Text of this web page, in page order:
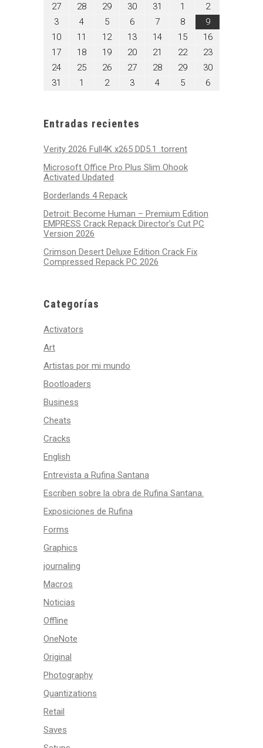
27julio
28julio
29julio
30julio
31 1
agosto
2026
2agosto
2,
2026
3agosto
3,
2026
4agosto
4,
2026
5agosto
5,
2026
6agosto
6,
2026
7agosto
7,
2026
8agosto
8,
2026
9agosto
9,
2026
10agosto
10,
11
agosto
2026
12agosto
2026
13agosto
2026
14agosto
2026
15agosto
2026
16agosto
2026
17agosto
2026
18agosto
18,
2026
19agosto
2026
20agosto
20,
2026
21
agosto
2026
22agosto
2026
23agosto
23,
2026
24agosto
25agosto
26agosto
27agosto
28agosto
29agosto
30agosto
31
agosto
1
septiembre
2septiembre
3septiembre
4septiembre
5septiembre
6septiembre
Entradas recientes
Verity 2026 Full4K x265 DD5.1 .torrent
Microsoft Office Pro Plus Slim Ohook
Activated Updated
Borderlands 4 Repack
Detroit: Become Human – Premium Edition
EMPRESS Crack Repack Director’s Cut PC
Version 2026
Crimson Desert Deluxe Edition Crack Fix
Compressed Repack PC 2026
Categorías
Activators
Art
Artistas por mi mundo
Bootloaders
Business
Cheats
Cracks
English
Entrevista a Rufina Santana
Escriben sobre la obra de Rufina Santana.
Exposiciones de Rufina
Forms
Graphics
journaling
Macros
Noticias
Offline
OneNote
Original
Photography
Quantizations
Retail
Saves